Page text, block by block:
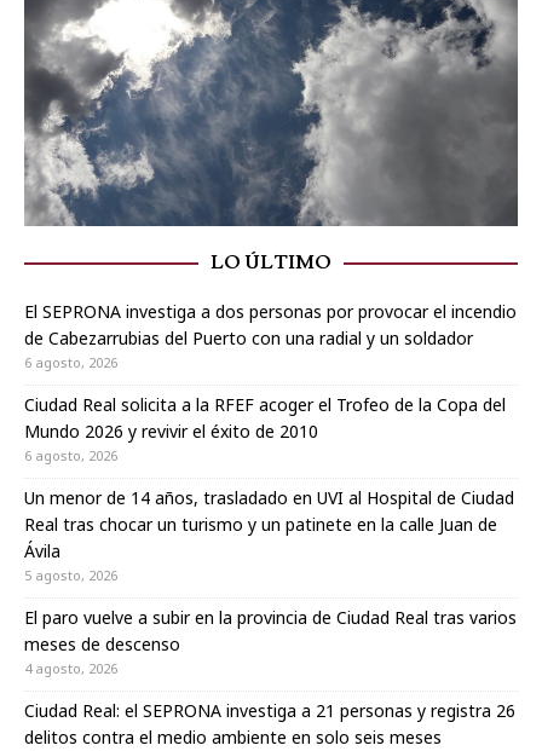
LO ÚLTIMO
El SEPRONA investiga a dos personas por provocar el incendio
de Cabezarrubias del Puerto con una radial y un soldador
6 agosto, 2026
Ciudad Real solicita a la RFEF acoger el Trofeo de la Copa del
Mundo 2026 y revivir el éxito de 2010
6 agosto, 2026
Un menor de 14 años, trasladado en UVI al Hospital de Ciudad
Real tras chocar un turismo y un patinete en la calle Juan de
Ávila
5 agosto, 2026
El paro vuelve a subir en la provincia de Ciudad Real tras varios
meses de descenso
4 agosto, 2026
Ciudad Real: el SEPRONA investiga a 21 personas y registra 26
delitos contra el medio ambiente en solo seis meses